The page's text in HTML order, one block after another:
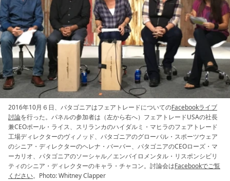
2016年10月６日、パタゴニアはフェアトレードについてのFacebookライブ
討論を行った。パネルの参加者は（左から右へ）フェアトレードUSAの社長
兼CEOポール・ライス、スリランカのハイダルミ・マヒラのフェアトレード
工場ディレクターのヴィノッド、パタゴニアのグローバル・スポーツウェア
のシニア・ディレクターのヘレナ・バーバー、パタゴニアのCEOローズ・マ
ーカリオ、パタゴニアのソーシャル／エンバイロメンタル・リスポンシビリ
ティのシニア・ディレクターのキャラ・チャコン。討論会はFacebookでご覧
ください。Photo: Whitney Clapper